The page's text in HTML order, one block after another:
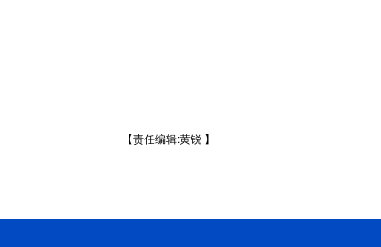
【责任编辑:黄锐 】